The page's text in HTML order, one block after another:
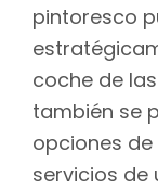
pintoresco
coche de
también se
opciones
servicios de